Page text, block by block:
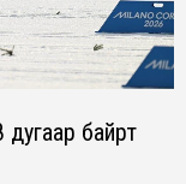
дугаар байрт